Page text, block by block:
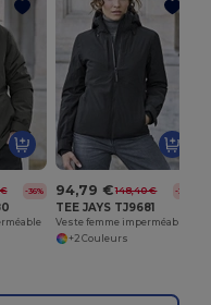
-36% 94,79 € 148,40 € -36%
TEE JAYS TJ9681
Veste femme imperméable
+2 Couleurs